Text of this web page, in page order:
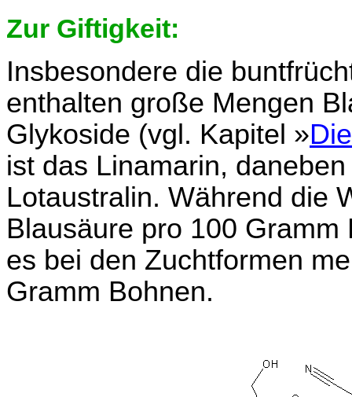
Zur Giftigkeit:
Insbesondere die
enthalten große Mengen
Glykoside (vgl. Kapitel »
ist das Linamarin,
Lotaustralin. Während die
Blausäure pro 100
es bei den Zuchtformen
Gramm Bohnen.